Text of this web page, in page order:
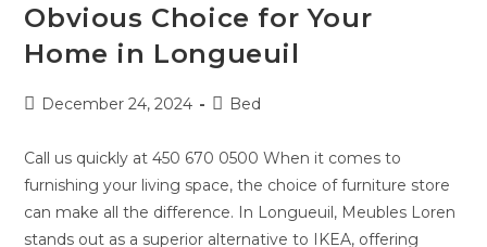
Obvious Choice for Your
Home in Longueuil
December 24, 2024 Bed
Call us quickly at 450 670 0500 When it comes to
furnishing your living space, the choice of furniture store
can make all the difference. In Longueuil, Meubles Loren
stands out as a superior alternative to IKEA, offering